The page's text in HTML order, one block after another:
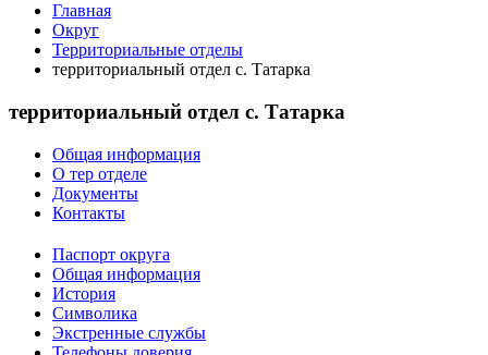
Главная
Округ
Территориальные отделы
территориальный отдел с. Татарка
территориальный отдел с. Татарка
Общая информация
О тер отделе
Документы
Контакты
Паспорт округа
Общая информация
История
Символика
Экстренные службы